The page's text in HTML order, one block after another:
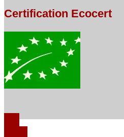
Certification Ecocert